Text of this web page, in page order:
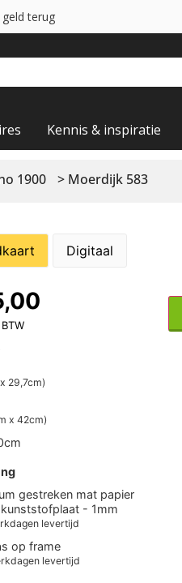
terug
Kennis & inspiratie
1900 > Moerdijk 583
Digitaal
29,7cm)
x 42cm)
gestreken mat papier
kunststofplaat - 1mm
levertijd
op frame
levertijd